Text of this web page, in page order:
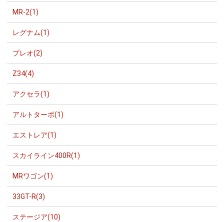
MR-2(1)
レグナム(1)
プレオ(2)
Z34(4)
アクセラ(1)
アルトターボ(1)
エストレア(1)
スカイライン400R(1)
MRワゴン(1)
33GT-R(3)
ステージア(10)